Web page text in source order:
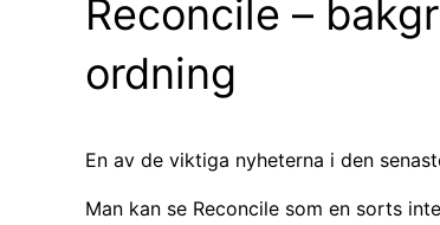
Reconcile –
ordning
En av de viktiga nyheterna i den
Man kan se Reconcile som en sorts